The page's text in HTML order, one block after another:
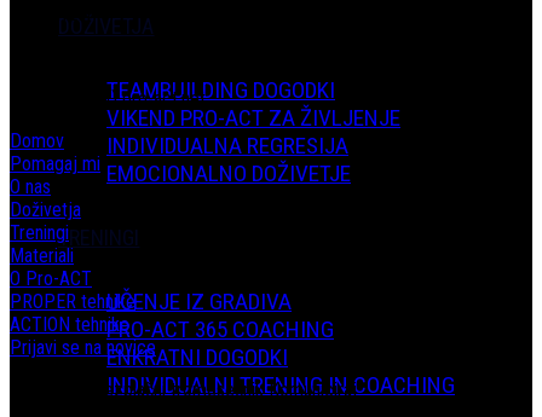
DOŽIVETJA
TEAMBUILDING DOGODKI
VIKEND PRO-ACT ZA ŽIVLJENJE
INDIVIDUALNA REGRESIJA
EMOCIONALNO DOŽIVETJE
TRENINGI
UČENJE IZ GRADIVA
PRO-ACT 365 COACHING
ENKRATNI DOGODKI
INDIVIDUALNI TRENING IN COACHING
1236 Trzin
Email: info (at) pro-act.net
Domov
Pomagaj mi
O nas
Doživetja
Treningi
Materiali
O Pro-ACT
PROPER tehnike
ACTION tehnike
Prijavi se na novice
Prijava na brezplačni tromesečnik Komuniciraj